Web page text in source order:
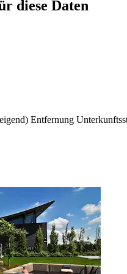
diese Daten
Entfernung